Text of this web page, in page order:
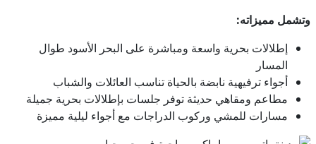
وتشمل مميزاته:
إطلالات بحرية واسعة ومباشرة على البحر الأسود طوال
المسار
أجواء ترفيهية نابضة بالحياة تناسب العائلات والشباب
مطاعم ومقاهي حديثة توفر جلسات بإطلالات بحرية جميلة
مسارات للمشي وركوب الدراجات مع أجواء ليلية مميزة